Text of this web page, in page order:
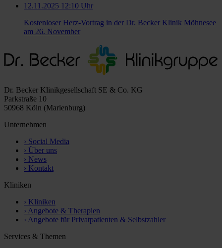
12.11.2025 12:10 Uhr
Kostenloser Herz-Vortrag in der Dr. Becker Klinik Möhnesee
am 26. November
Dr. Becker Klinikgesellschaft SE & Co. KG
Parkstraße 10
50968 Köln (Marienburg)
Unternehmen
› Social Media
› Über uns
› News
› Kontakt
Kliniken
› Kliniken
› Angebote & Therapien
› Angebote für Privatpatienten & Selbstzahler
Services & Themen